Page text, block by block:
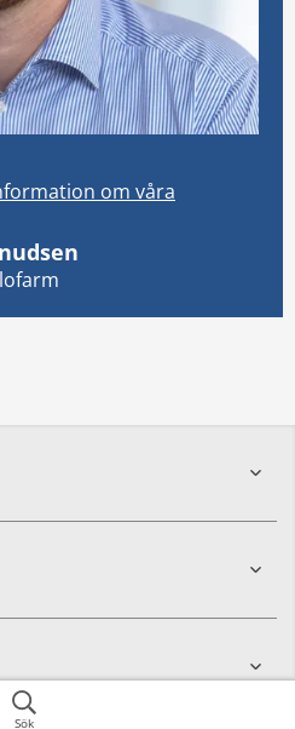
Sök
om våra